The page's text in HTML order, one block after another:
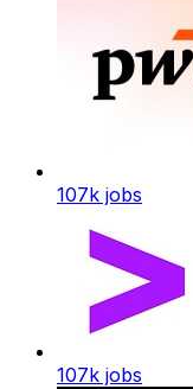
107k jobs
107k jobs